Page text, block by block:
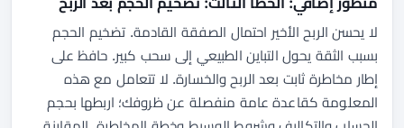
لا يحسن الربح الأخير احتمال الصفقة القادمة. تضخيم الحجم
بسبب الثقة يحول التباين الطبيعي إلى سحب كبير. حافظ على
إطار مخاطرة ثابت بعد الربح والخسارة. لا تتعامل مع هذه
المعلومة كقاعدة عامة منفصلة عن ظروفك؛ اربطها بحجم